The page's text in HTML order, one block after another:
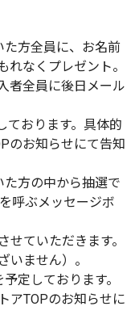
た方全員に、お名前
れなくプレゼント。
者全員に後日メール
おります。具体的
のお知らせにて告知
た方の中から抽選で
呼ぶメッセージボ
ていただきます。
いません）。
定しております。
アTOPのお知らせに